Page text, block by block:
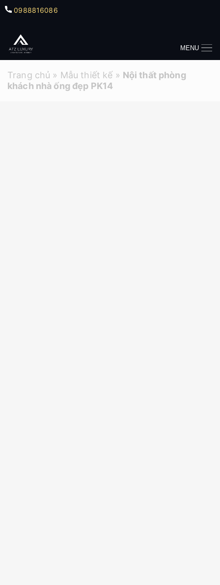
0988816086
MENU
Trang chủ » Mẫu thiết kế » Nội thất phòng
khách nhà ống đẹp PK14